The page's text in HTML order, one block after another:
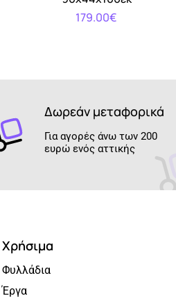
179.00€
Δωρεάν μεταφορικά
Για αγορές άνω των 200
ευρώ ενός αττικής
Χρήσιμα
Φυλλάδια
Έργα